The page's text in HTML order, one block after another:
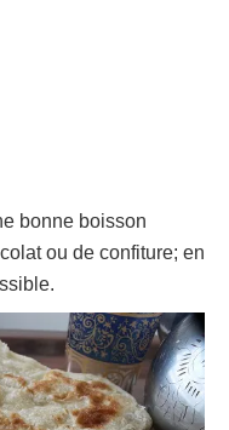
bonne boisson
ou de confiture; en